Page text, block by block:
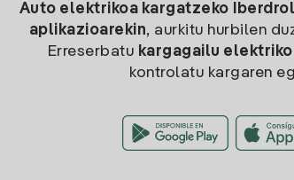
Auto elektrikoa kargatzeko
aplikazioarekin, aurkitu hurbilen
Erreserbatu kargagailu
kontrolatu kargaren